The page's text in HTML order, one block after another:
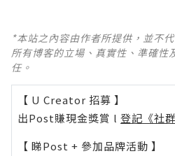
*本站之內容由作者所提供，並不
所有博客的立場、真實性、準確性
任。
【 U Creator 招募 】
出Post賺現金獎賞 l 登記《社
【 睇Post + 參加品牌活動 】